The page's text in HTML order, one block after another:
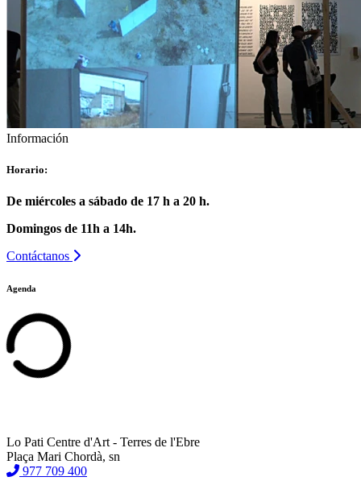
Información
Horario:
De miércoles a sábado de 17 h a 20 h.
Domingos de 11h a 14h.
Contáctanos
Agenda
Lo Pati Centre d'Art - Terres de l'Ebre
Plaça Mari Chordà, sn
977 709 400